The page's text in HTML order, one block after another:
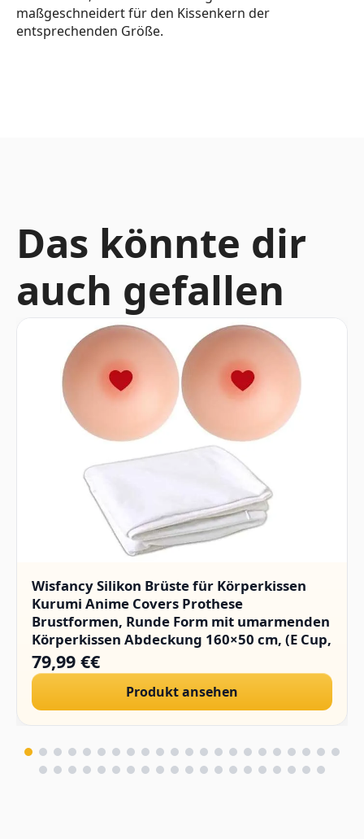
maßgeschneidert für den Kissenkern der
entsprechenden Größe.
Das könnte dir
auch gefallen
Wisfancy Silikon Brüste für Körperkissen
Kurumi Anime Covers Prothese
Brustformen, Runde Form mit umarmenden
Körperkissen Abdeckung 160×50 cm, (E Cup,
1400g/Paar)
79,99 €€
Produkt ansehen